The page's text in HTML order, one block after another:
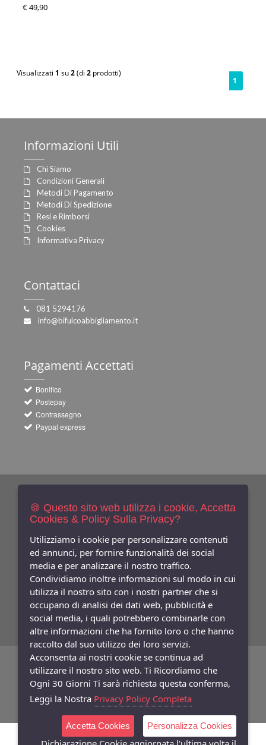
€ 49,90
Visualizzati 1 su2(di2 prodotti)
1
Informazioni Utili
Chi Siamo
Condizioni Generali
Metodi Di Pagamento
Metodi Di Spedizione
Resi e Rimborsi
Cookies
Informativa Privacy
Contattaci
081 5294176
info@bifulcoabbigliamento.it
Pagamenti Accettati
Bonifico
Postepay
Contrassegno
Paypal express
NewslettersIscriviti Gratis
Indica qui la tua email per ricevere sconti e newsletter.
Consenso
Privacy
Facebook
SeguiciSu
©Copyright 2026 Bifulco Abbigliamento- P.Iva: 07252141218
Powered:synchrosystem labs- Design:adesigner
🍪 Questo sito web utilizza i cookie, Accetta
Cookies & Policy Sulla Privacy?
Utilizziamo i cookie per personalizzare contenuti
ed annunci, per fornire funzionalità dei social
media e per analizzare il nostro traffico.
Condividiamo inoltre informazioni sul modo in cui
utilizza il nostro sito con i nostri partner che si
occupano di analisi dei dati web, pubblicità e
social media, i quali potrebbero combinarle con
altre informazioni che ha fornito loro o che hanno
raccolto dal suo utilizzo dei loro servizi.
Acconsenta ai nostri cookie se continua ad
utilizzare il nostro sito web. Ti Ricordiamo che
Ogni 30 Giorni Ti sarà richiesta questa conferma,
Leggi la Nostra Privacy Policy Completa
Accetta Cookies Personalizza Cookies